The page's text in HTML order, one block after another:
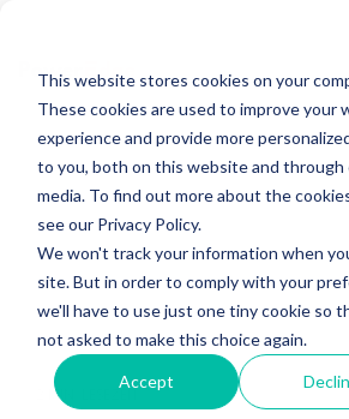
This website stores cookies on your
These cookies are used to improve your
experience and provide more
to you, both on this website and
media. To find out more about the
see our Privacy Policy.
We won't track your information when
site. But in order to comply with your
we'll have to use just one tiny cookie so
not asked to make this choice again.
Accept
main
content.
2 MIN. LESEZEIT